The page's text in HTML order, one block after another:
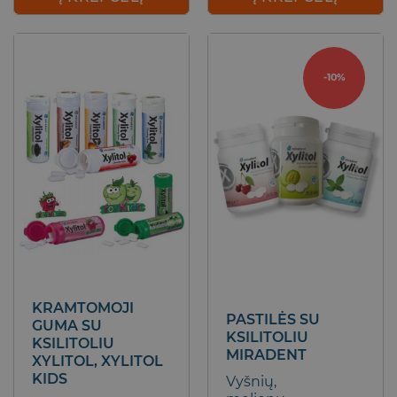
6,30 €.
KRAMTOMOJI
GUMA SU
KSILITOLIU
XYLITOL, XYLITOL
KIDS
-10%
PASTILĖS SU
KSILITOLIU
MIRADENT
Vyšnių,